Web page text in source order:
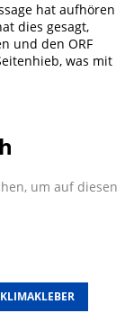
hat aufhören
dies gesagt,
und den ORF
was mit
um auf diesen
KLIMAKLEBER